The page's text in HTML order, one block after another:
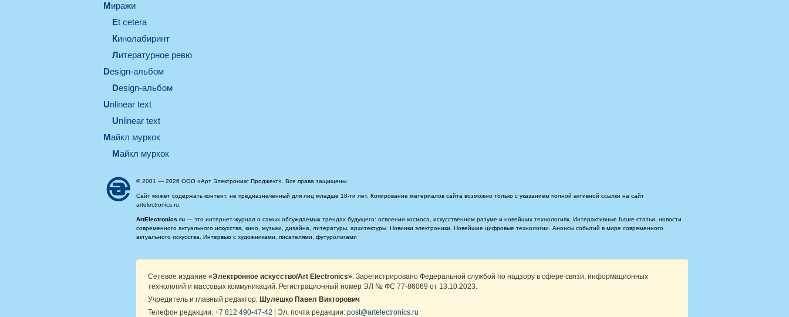
миражи
et cetera
кинолабиринт
литературное ревю
design-альбом
design-альбом
unlinear text
Unlinear text
майкл муркок
майкл муркок
© 2001 — 2026 ООО «Арт Электроникс Проджект». Все права защищены.
Сайт может содержать контент, не предназначенный для лиц младше 18-ти лет. Копирование материалов сайта возможно только с указанием полной активной ссылки на сайт
artelectronics.ru.
ArtElectronics.ru — это интернет-журнал о самых обсуждаемых трендах будущего: освоении космоса, искусственном разуме и новейших технологиях. Интерактивные future-статьи, новости
современного актуального искусства, кино, музыки, дизайна, литературы, архитектуры. Новинки электроники. Новейшие цифровые технологии. Анонсы событий в мире современного
актуального искусства. Интервью с художниками, писателями, футурологами
Сетевое издание «Электронное искусство/Art Electronics» . Зарегистрировано Федеральной службой по надзору в сфере связи, информационных
технологий и массовых коммуникаций. Регистрационный номер ЭЛ № ФС 77-86069 от 13.10.2023.
Учредитель и главный редактор: Шулешко Павел Викторович
Телефон редакции: +7 812 490-47-42 | Эл. почта редакции: post@artelectronics.ru